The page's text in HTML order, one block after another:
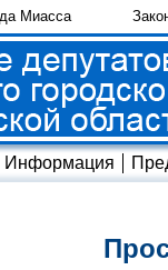
Миасса
Информация